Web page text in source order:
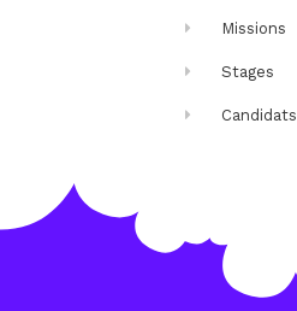
Missions
Stages
Candidats